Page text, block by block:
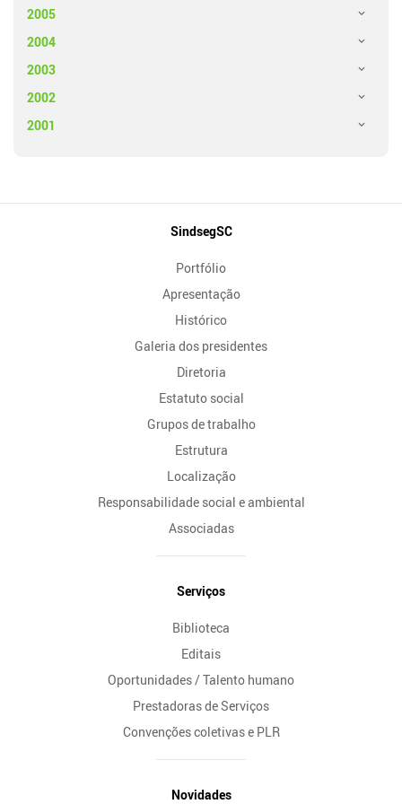
2005
2004
2003
2002
2001
SindsegSC
Portfólio
Apresentação
Histórico
Galeria dos presidentes
Diretoria
Estatuto social
Grupos de trabalho
Estrutura
Localização
Responsabilidade social e ambiental
Associadas
Serviços
Biblioteca
Editais
Oportunidades / Talento humano
Prestadoras de Serviços
Convenções coletivas e PLR
Novidades